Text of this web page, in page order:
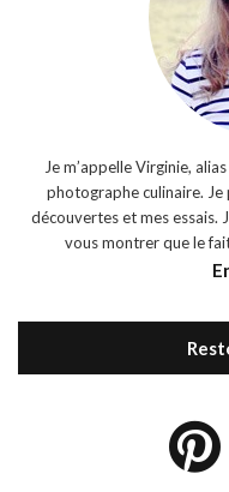
Je m’appelle Virginie,
photographe culinaire. Je
découvertes et mes essais.
vous montrer que le